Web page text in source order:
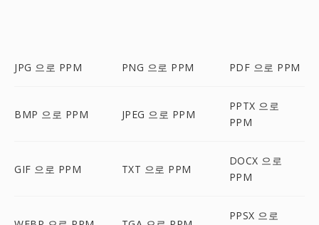
JPG 으로 PPM PNG 으로 PPM PDF 으로 PPM
BMP 으로 PPM JPEG 으로 PPM
PPTX 으로
PPM
GIF 으로 PPM TXT 으로 PPM
DOCX 으로
PPM
PPSX 으로